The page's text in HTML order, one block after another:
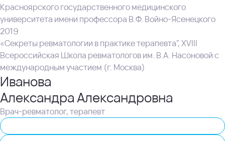
Красноярского государственного медицинского
университета имени профессора В.Ф. Войно-Ясенецкого
2019
«Секреты ревматологии в практике терапевта", XVIII
Всероссийская Школа ревматологов им. В.А. Насоновой с
международным участием (г. Москва)
Иванова
Александра Александровна
Врач-ревматолог, терапевт